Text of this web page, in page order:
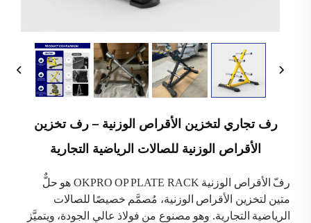
رف تجاري لتخزين الأقراص الوزنية – رف تخزين
الأقراص الوزنية للصالات الرياضية التجارية
رفّ الأقراص الوزنية OKPRO OP PLATE RACK هو حلٌّ
متين لتخزين الأقراص الوزنية، مُصمَّم خصيصًا للصالات
الرياضية التجارية. وهو مصنوع من فولاذ عالي الجودة، ويتميَّز